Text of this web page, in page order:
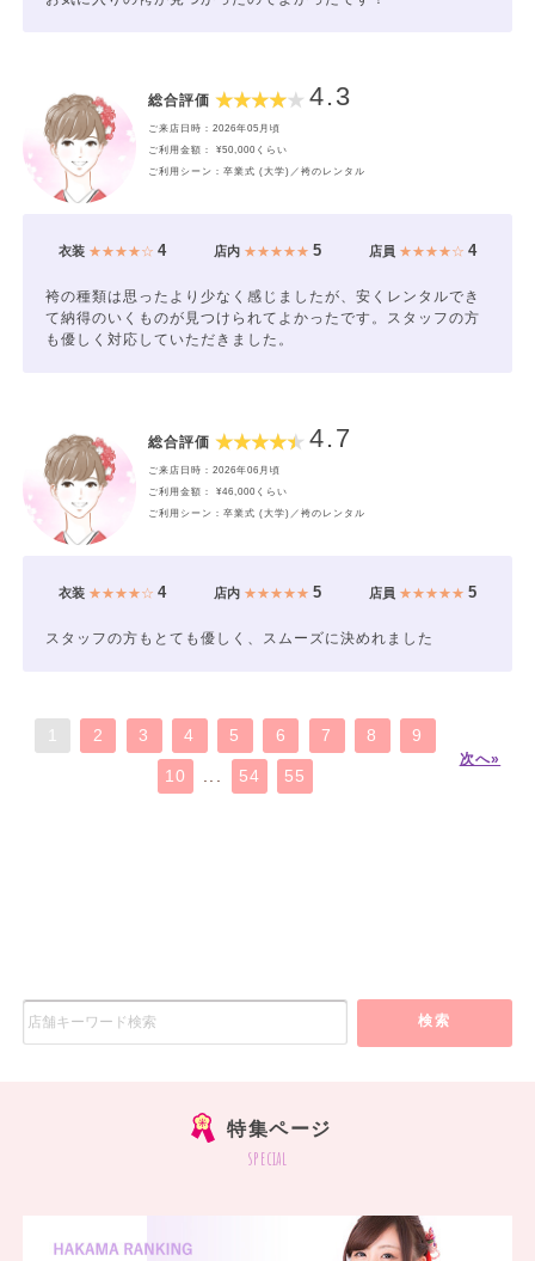
総合評価 4.3
ご来店日時：2026年05月頃
ご利用金額： ¥50,000くらい
ご利用シーン：卒業式 (大学)／袴のレンタル
衣装★★★★☆ 4 店内★★★★★ 5 店員 ★★★★☆4
袴の種類は思ったより少なく感じましたが、安くレンタルでき
て納得のいくものが見つけられてよかったです。スタッフの方
も優しく対応していただきました。
総合評価 4.7
ご来店日時：2026年06月頃
ご利用金額： ¥46,000くらい
ご利用シーン：卒業式 (大学)／袴のレンタル
衣装★★★★☆ 4 店内★★★★★ 5 店員 ★★★★★5
スタッフの方もとても優しく、スムーズに決めれました
2 3 4 5 6 7 8 9
10 54 55
次へ»
検索
特集ページ
special